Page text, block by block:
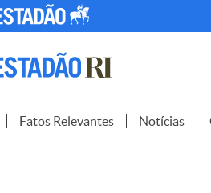
Fatos Relevantes Notícias